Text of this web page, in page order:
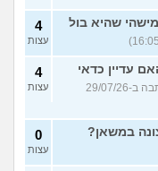
שהיא בול
4
עצות
עדיין כדאי
(אסראא, בת 18, כתבה ב-29/07/26
4
עצות
במשאן? 0
עצות